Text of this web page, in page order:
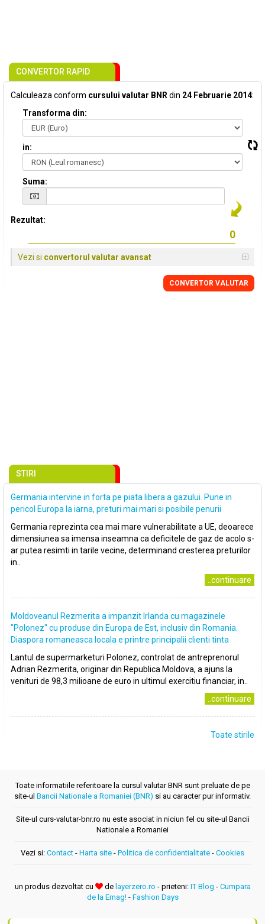
CONVERTOR RAPID
Calculeaza conform cursului valutar BNR din 24 Februarie 2014:
Transforma din:
in:
Suma:
Rezultat:
Vezi si convertorul valutar avansat
CONVERTOR VALUTAR
STIRI
Germania intervine in forta pe piata libera a gazului. Pune in
pericol Europa la iarna, preturi mai mari si posibile penurii
Germania reprezinta cea mai mare vulnerabilitate a UE, deoarece
dimensiunea sa imensa inseamna ca deficitele de gaz de acolo s-
ar putea resimti in tarile vecine, determinand cresterea preturilor
in..
..continuare
Moldoveanul Rezmerita a impanzit Irlanda cu magazinele
"Polonez" cu produse din Europa de Est, inclusiv din Romania.
Diaspora romaneasca locala e printre principalii clienti tinta
Lantul de supermarketuri Polonez, controlat de antreprenorul
Adrian Rezmerita, originar din Republica Moldova, a ajuns la
venituri de 98,3 milioane de euro in ultimul exercitiu financiar, in..
..continuare
Toate stirile
Toate informatiile referitoare la cursul valutar BNR sunt preluate de pe
site-ul Bancii Nationale a Romaniei (BNR) si au caracter pur informativ.
Site-ul curs-valutar-bnr.ro nu este asociat in niciun fel cu site-ul Bancii
Nationale a Romaniei
Vezi si: Contact - Harta site - Politica de confidentialitate - Cookies
un produs dezvoltat cu de layerzero.ro - prieteni: IT Blog - Cumpara
de la Emag!- Fashion Days